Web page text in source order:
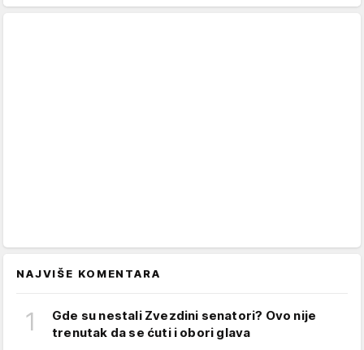
NAJVIŠE KOMENTARA
1
Gde su nestali Zvezdini senatori? Ovo nije
trenutak da se ćuti i obori glava